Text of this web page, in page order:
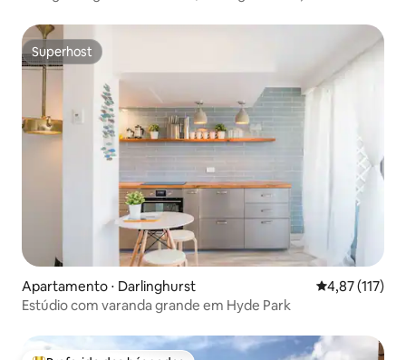
Superhost
Superhost
Apartamento ⋅ Darlinghurst 4,87 de uma
4,87 (117)
Estúdio com varanda grande em Hyde Park